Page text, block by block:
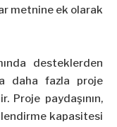
metnine ek olarak
desteklerden
daha fazla proje
Proje paydaşının,
kapasitesi